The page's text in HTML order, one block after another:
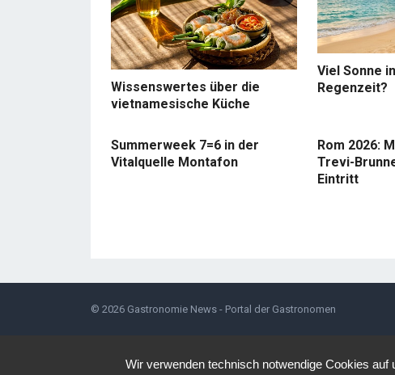
Wissenswertes über die
vietnamesische Küche
Viel Sonne
Regenzeit?
Summerweek 7=6 in der
Vitalquelle Montafon
Rom 2026:
Trevi-
Eintritt
© 2026 Gastronomie News - Portal der Gastronomen
Wir verwenden technisch notwendige Cookies